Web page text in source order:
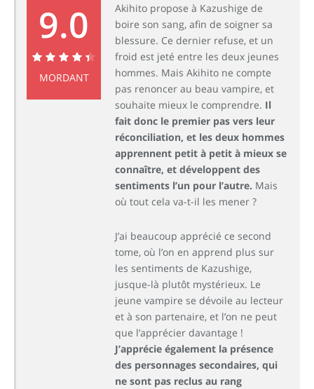
9.0
9.0
MORDANT
Akihito propose à Kazushige de
boire son sang, afin de soigner sa
blessure. Ce dernier refuse, et un
froid est jeté entre les deux jeunes
hommes. Mais Akihito ne compte
pas renoncer au beau vampire, et
souhaite mieux le comprendre. Il
fait donc le premier pas vers leur
réconciliation, et les deux hommes
apprennent petit à petit à mieux se
connaître, et développent des
sentiments l’un pour l’autre. Mais
où tout cela va-t-il les mener ?
J’ai beaucoup apprécié ce second
tome, où l’on en apprend plus sur
les sentiments de Kazushige,
jusque-là plutôt mystérieux. Le
jeune vampire se dévoile au lecteur
et à son partenaire, et l’on ne peut
que l’apprécier davantage !
J’apprécie également la présence
des personnages secondaires, qui
ne sont pas reclus au rang